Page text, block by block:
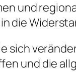
und
die
sich
und die